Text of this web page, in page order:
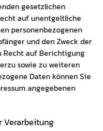
gesetzlichen
auf unentgeltliche
personenbezogenen
und den Zweck der
Recht auf Berichtigung
sowie zu weiteren
Daten können Sie
angegebenen
Verarbeitung